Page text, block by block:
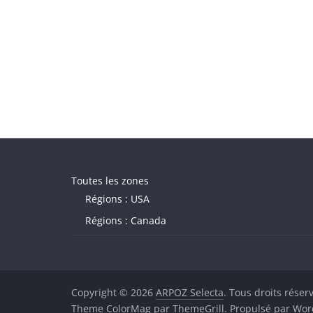
Toutes les zones
Régions : USA
Régions : Canada
Copyright © 2026 ARPOZ Selecta. Tous droits
Theme ColorMag par ThemeGrill. Propulsé par